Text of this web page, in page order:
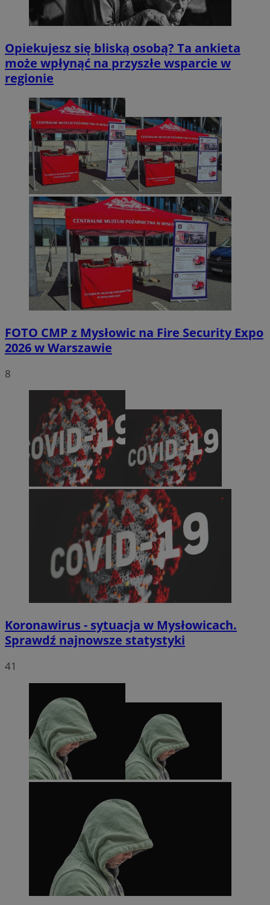
Opiekujesz się bliską osobą? Ta ankieta
może wpłynąć na przyszłe wsparcie w
regionie
FOTO CMP z Mysłowic na Fire Security Expo
2026 w Warszawie
8
Koronawirus - sytuacja w Mysłowicach.
Sprawdź najnowsze statystyki
41